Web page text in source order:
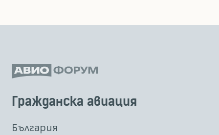
Гражданска авиация
България